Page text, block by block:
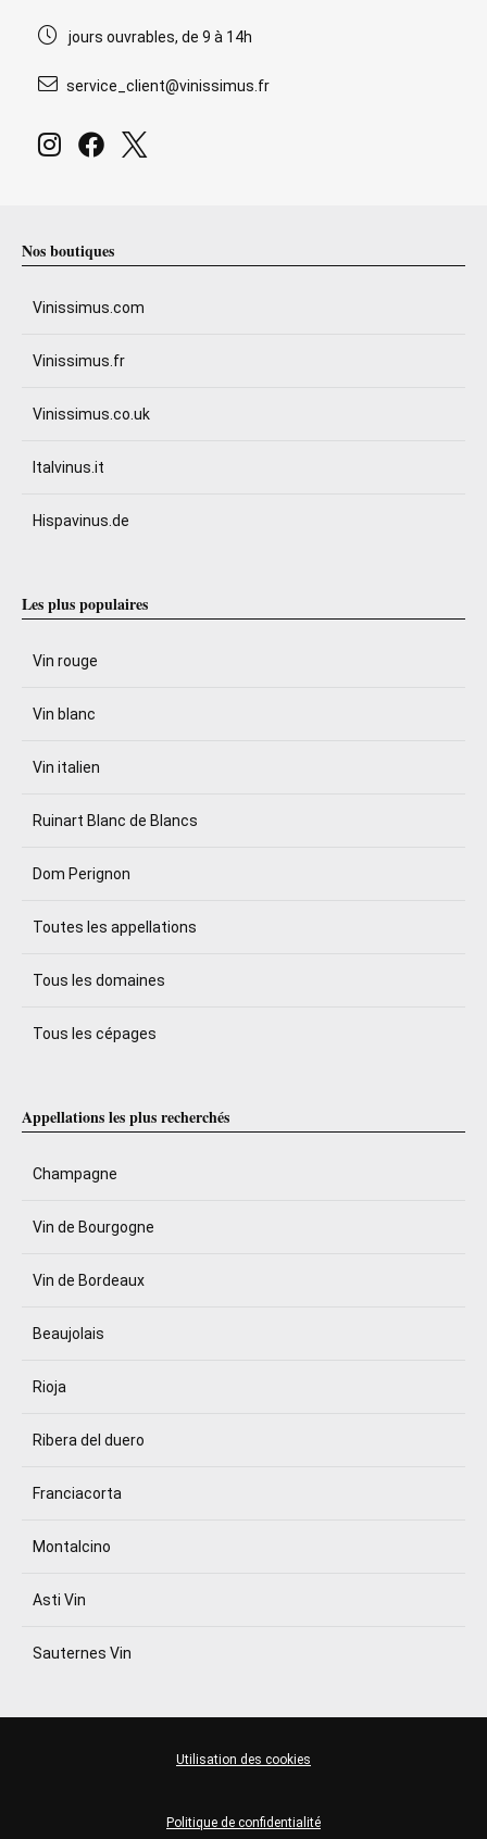
jours ouvrables, de 9 à 14h
service_client@vinissimus.fr
Nos boutiques
Vinissimus.com
Vinissimus.fr
Vinissimus.co.uk
Italvinus.it
Hispavinus.de
Les plus populaires
Vin rouge
Vin blanc
Vin italien
Ruinart Blanc de Blancs
Dom Perignon
Toutes les appellations
Tous les domaines
Tous les cépages
Appellations les plus recherchés
Champagne
Vin de Bourgogne
Vin de Bordeaux
Beaujolais
Rioja
Ribera del duero
Franciacorta
Montalcino
Asti Vin
Sauternes Vin
Politique de confidentialité
Utilisation des cookies